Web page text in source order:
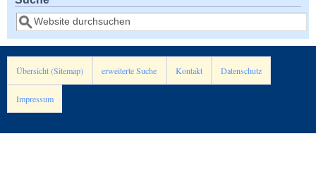
Suche
Übersicht (Sitemap) erweiterte Suche Kontakt Datenschutz
Impressum